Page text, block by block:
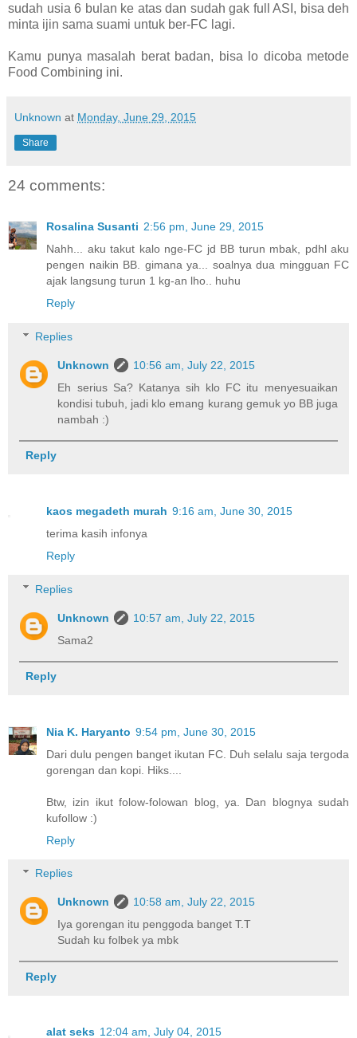
sudah usia 6 bulan ke atas dan sudah gak full ASI, bisa deh
minta ijin sama suami untuk ber-FC lagi.
Kamu punya masalah berat badan, bisa lo dicoba metode
Food Combining ini.
Unknown at Monday, June 29, 2015
Share
24 comments:
Rosalina Susanti 2:56 pm, June 29, 2015
Nahh... aku takut kalo nge-FC jd BB turun mbak, pdhl aku
pengen naikin BB. gimana ya... soalnya dua mingguan FC
ajak langsung turun 1 kg-an lho.. huhu
Reply
Replies
Unknown
10:56 am, July 22, 2015
Eh serius Sa? Katanya sih klo FC itu menyesuaikan
kondisi tubuh, jadi klo emang kurang gemuk yo BB juga
nambah :)
Reply
kaos megadeth murah 9:16 am, June 30, 2015
terima kasih infonya
Reply
Replies
Unknown
10:57 am, July 22, 2015
Sama2
Reply
Nia K. Haryanto 9:54 pm, June 30, 2015
Dari dulu pengen banget ikutan FC. Duh selalu saja tergoda
gorengan dan kopi. Hiks....
Btw, izin ikut folow-folowan blog, ya. Dan blognya sudah
kufollow :)
Reply
Replies
Unknown
10:58 am, July 22, 2015
Iya gorengan itu penggoda banget T.T
Sudah ku folbek ya mbk
Reply
alat seks 12:04 am, July 04, 2015